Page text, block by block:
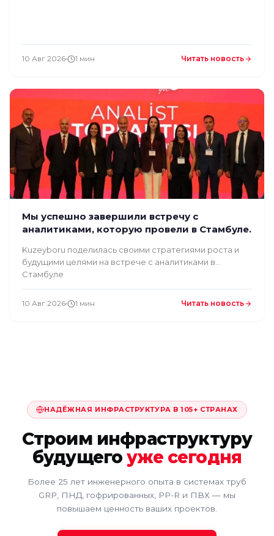
10 Авг 2026 1 мин Читать новость
Мы успешно завершили встречу с
аналитиками, которую провели в Стамбуле.
Kuzeyboru поделилась своими стратегиями роста и
будущими целями на встрече с аналитиками в
Стамбуле
10 Авг 2026 1 мин Читать новость
НАДЁЖНАЯ ИНФРАСТРУКТУРА В 105+ СТРАНАХ
Строим инфраструктуру
будущегоуже сегодня
Более 25 лет инженерного опыта в системах труб
GRP, ПНД, гофрированных, PP-R и ПВХ — мы
повышаем ценность ваших проектов.